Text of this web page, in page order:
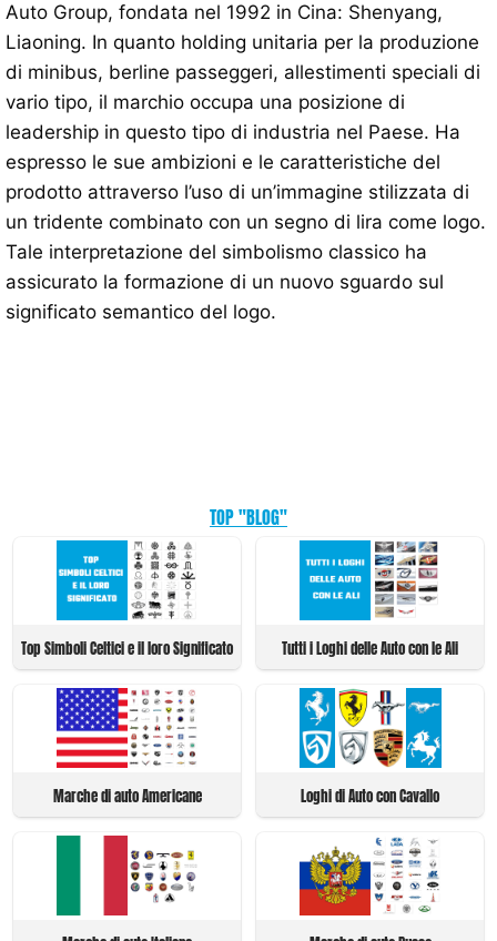
Auto Group, fondata nel 1992 in Cina: Shenyang,
Liaoning. In quanto holding unitaria per la produzione
di minibus, berline passeggeri, allestimenti speciali di
vario tipo, il marchio occupa una posizione di
leadership in questo tipo di industria nel Paese. Ha
espresso le sue ambizioni e le caratteristiche del
prodotto attraverso l’uso di un’immagine stilizzata di
un tridente combinato con un segno di lira come logo.
Tale interpretazione del simbolismo classico ha
assicurato la formazione di un nuovo sguardo sul
significato semantico del logo.
TOP "BLOG"
Top Simboli Celtici e il loro Significato Tutti i Loghi delle Auto con le Ali
Marche di auto Americane Loghi di Auto con Cavallo